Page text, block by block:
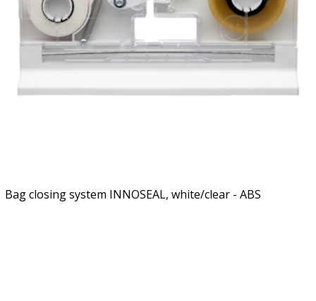
Bag closing system INNOSEAL, white/clear - ABS